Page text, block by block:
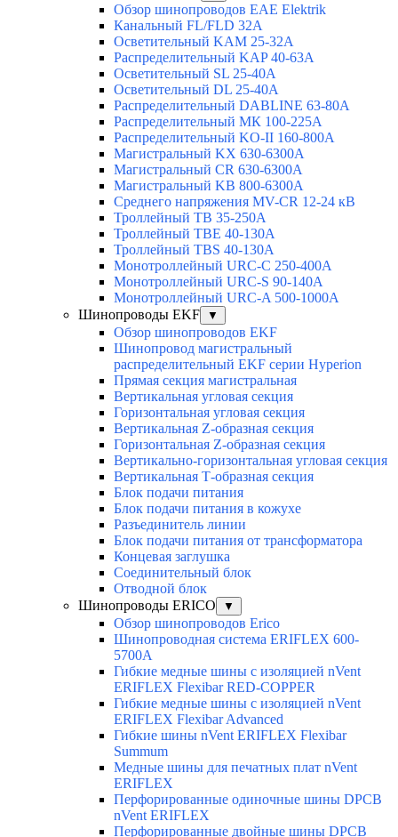
Обзор шинопроводов EAE Elektrik
Канальный FL/FLD 32A
Осветительный KAM 25-32А
Распределительный KAP 40-63A
Осветительный SL 25-40А
Осветительный DL 25-40А
Распределительный DABLINE 63-80A
Распределительный МК 100-225А
Распределительный KO-II 160-800А
Магистральный KX 630-6300А
Магистральный CR 630-6300А
Магистральный KB 800-6300А
Среднего напряжения MV-CR 12-24 кВ
Троллейный TB 35-250A
Троллейный TBE 40-130A
Троллейный TBS 40-130A
Монотроллейный URC-C 250-400A
Монотроллейный URC-S 90-140A
Монотроллейный URC-A 500-1000A
Шинопроводы EKF
▼
Обзор шинопроводов EKF
Шинопровод магистральный
распределительный EKF серии Hyperion
Прямая секция магистральная
Вертикальная угловая секция
Горизонтальная угловая секция
Вертикальная Z-образная секция
Горизонтальная Z-образная секция
Вертикально-горизонтальная угловая секция
Вертикальная Т-образная секция
Блок подачи питания
Блок подачи питания в кожухе
Разъединитель линии
Блок подачи питания от трансформатора
Концевая заглушка
Соединительный блок
Отводной блок
Шинопроводы ERICO
▼
Обзор шинопроводов Erico
Шинопроводная система ERIFLEX 600-
5700A
Гибкие медные шины с изоляцией nVent
ERIFLEX Flexibar RED-COPPER
Гибкие медные шины с изоляцией nVent
ERIFLEX Flexibar Advanced
Гибкие шины nVent ERIFLEX Flexibar
Summum
Медные шины для печатных плат nVent
ERIFLEX
Перфорированные одиночные шины DPCB
nVent ERIFLEX
Перфорированные двойные шины DPCB